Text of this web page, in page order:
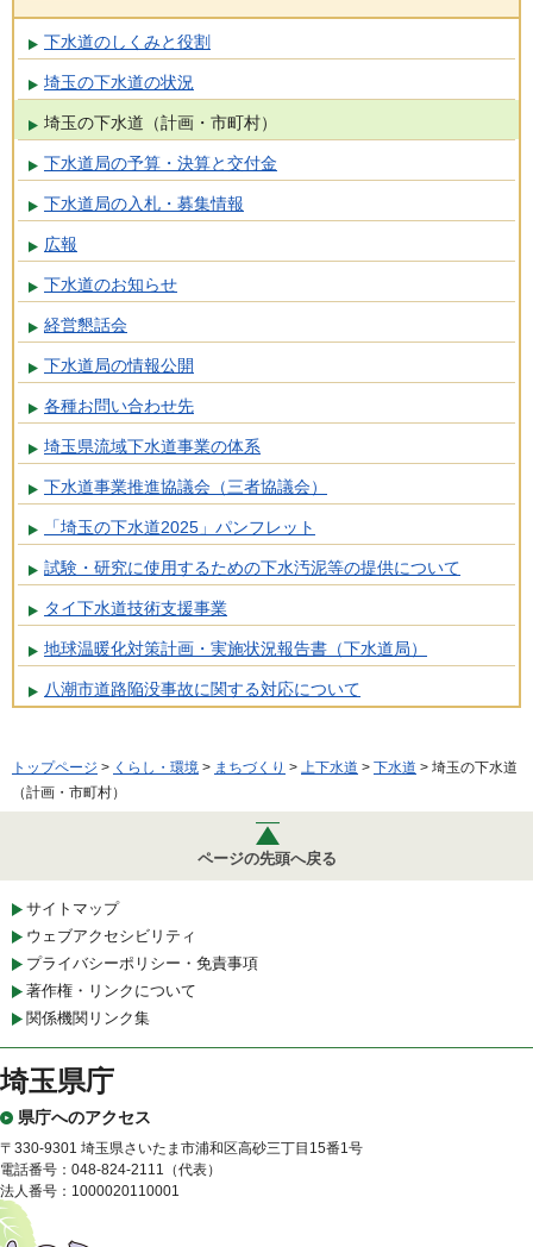
下水道のしくみと役割
埼玉の下水道の状況
埼玉の下水道（計画・市町村）
下水道局の予算・決算と交付金
下水道局の入札・募集情報
広報
下水道のお知らせ
経営懇話会
下水道局の情報公開
各種お問い合わせ先
埼玉県流域下水道事業の体系
下水道事業推進協議会（三者協議会）
「埼玉の下水道2025」パンフレット
試験・研究に使用するための下水汚泥等の提供について
タイ下水道技術支援事業
地球温暖化対策計画・実施状況報告書（下水道局）
八潮市道路陥没事故に関する対応について
トップページ > くらし・環境 > まちづくり > 上下水道 > 下水道 > 埼玉の下水道
（計画・市町村）
ページの先頭へ戻る
サイトマップ
ウェブアクセシビリティ
プライバシーポリシー・免責事項
著作権・リンクについて
関係機関リンク集
埼玉県庁
県庁へのアクセス
〒330-9301 埼玉県さいたま市浦和区高砂三丁目15番1号
電話番号：048-824-2111（代表）
法人番号：1000020110001